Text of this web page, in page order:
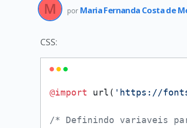
por Maria Fernanda Costa de
CSS:
@import url( 'https://
/* Definindo variaveis